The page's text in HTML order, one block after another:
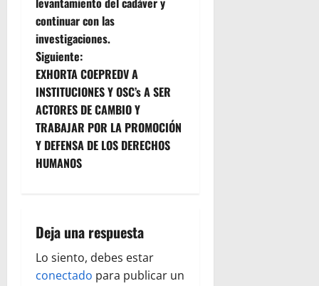
r
a
d
a
s
continuar con las
investigaciones.
Siguiente:
EXHORTA COEPREDV A
INSTITUCIONES Y OSC’s A SER
ACTORES DE CAMBIO Y
TRABAJAR POR LA PROMOCIÓN
Y DEFENSA DE LOS DERECHOS
HUMANOS
Deja una respuesta
Lo siento, debes estar
conectado para publicar un